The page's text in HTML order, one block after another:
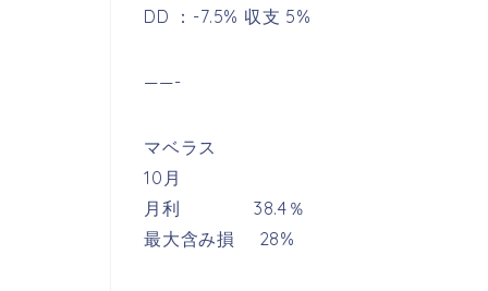
DD ：-7.5% 収支 5%
——-
マベラス
10月
月利 38.4％
最大含み損 28%